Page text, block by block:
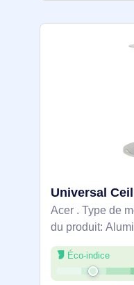
Acer . Type de
du produit:
montage au
Poids: 2,99 kg,
Profondeur du
Éco-indice